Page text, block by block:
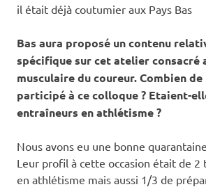
il était déjà coutumier aux Pays Bas
Bas aura proposé un contenu
spécifique sur cet atelier consacré
musculaire du coureur. Combien
participé à ce colloque ? Etaient-
entraîneurs en athlétisme ?
Nous avons eu une bonne
Leur profil à cette occasion était de 2
en athlétisme mais aussi 1/3 de